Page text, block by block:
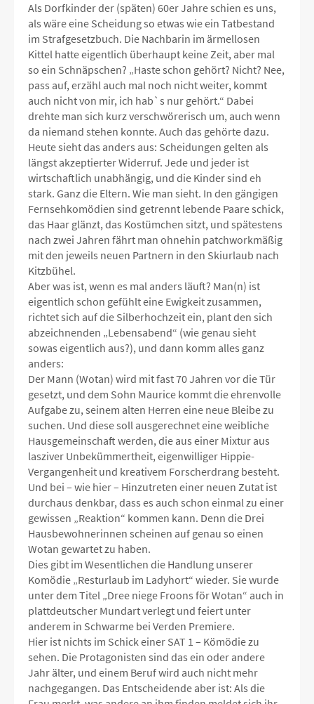
Als Dorfkinder der (späten) 60er Jahre schien es uns,
als wäre eine Scheidung so etwas wie ein Tatbestand
im Strafgesetzbuch. Die Nachbarin im ärmellosen
Kittel hatte eigentlich überhaupt keine Zeit, aber mal
so ein Schnäpschen? „Haste schon gehört? Nicht? Nee,
pass auf, erzähl auch mal noch nicht weiter, kommt
auch nicht von mir, ich hab`s nur gehört.“ Dabei
drehte man sich kurz verschwörerisch um, auch wenn
da niemand stehen konnte. Auch das gehörte dazu.
Heute sieht das anders aus: Scheidungen gelten als
längst akzeptierter Widerruf. Jede und jeder ist
wirtschaftlich unabhängig, und die Kinder sind eh
stark. Ganz die Eltern. Wie man sieht. In den gängigen
Fernsehkomödien sind getrennt lebende Paare schick,
das Haar glänzt, das Kostümchen sitzt, und spätestens
nach zwei Jahren fährt man ohnehin patchworkmäßig
mit den jeweils neuen Partnern in den Skiurlaub nach
Kitzbühel.
Aber was ist, wenn es mal anders läuft? Man(n) ist
eigentlich schon gefühlt eine Ewigkeit zusammen,
richtet sich auf die Silberhochzeit ein, plant den sich
abzeichnenden „Lebensabend“ (wie genau sieht
sowas eigentlich aus?), und dann komm alles ganz
anders:
Der Mann (Wotan) wird mit fast 70 Jahren vor die Tür
gesetzt, und dem Sohn Maurice kommt die ehrenvolle
Aufgabe zu, seinem alten Herren eine neue Bleibe zu
suchen. Und diese soll ausgerechnet eine weibliche
Hausgemeinschaft werden, die aus einer Mixtur aus
lasziver Unbekümmertheit, eigenwilliger Hippie-
Vergangenheit und kreativem Forscherdrang besteht.
Und bei – wie hier – Hinzutreten einer neuen Zutat ist
durchaus denkbar, dass es auch schon einmal zu einer
gewissen „Reaktion“ kommen kann. Denn die Drei
Hausbewohnerinnen scheinen auf genau so einen
Wotan gewartet zu haben.
Dies gibt im Wesentlichen die Handlung unserer
Komödie „Resturlaub im Ladyhort“ wieder. Sie wurde
unter dem Titel „Dree niege Froons för Wotan“ auch in
plattdeutscher Mundart verlegt und feiert unter
anderem in Schwarme bei Verden Premiere.
Hier ist nichts im Schick einer SAT 1 – Kömödie zu
sehen. Die Protagonisten sind das ein oder andere
Jahr älter, und einem Beruf wird auch nicht mehr
nachgegangen. Das Entscheidende aber ist: Als die